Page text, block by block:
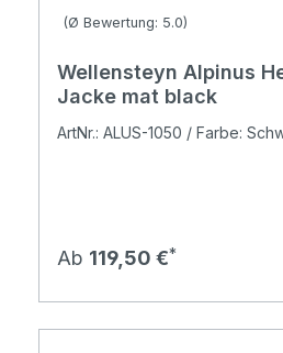
Durchschnittliche Bewertung
(Ø Bewertung: 5.0)
Wellensteyn Alpinus
Jacke mat black
ArtNr.: ALUS-1050 / Farbe:
Regulärer Preis:
Ab 119,50 €